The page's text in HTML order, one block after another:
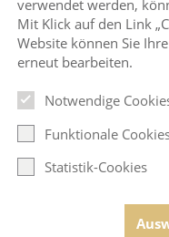
©
verwendet werden,
Mit Klick aufden Link
Website können Sie
erneut bearbeiten.
Notwendige
Funktionale
Statistik-Cookies